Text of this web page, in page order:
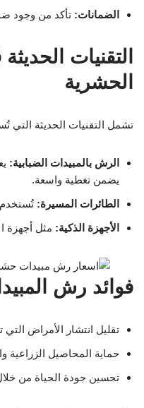
الضمانات: تأكد من وجود
التقنيات
الحشرية
تشمل التقنيات الحديثة
الرش بالمبيدات الضبابية:
يضمن تغطية واسعة.
الطائرات المسيرة:
الأجهزة الذكية: مثل أجهزة
فوائد رش
تقليل انتشار الأمراض
حماية المحاصيل الزراعية
تحسين جودة الحياة من